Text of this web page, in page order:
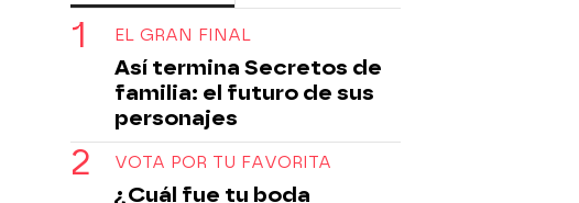
EL GRAN FINAL
Así termina Secretos de
familia: el futuro de sus
personajes
VOTA POR TU FAVORITA
¿Cuál fue tu boda